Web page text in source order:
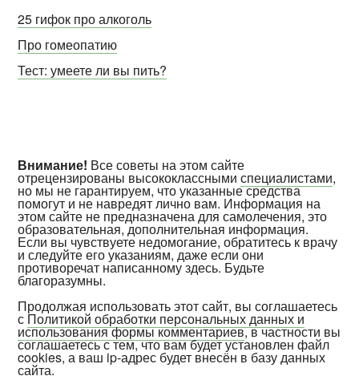
25 гифок про алкоголь
Про гомеопатию
Тест: умеете ли вы пить?
Внимание! Все советы на этом сайте
отрецензированы высококласснымиспециалистами,
но мы не гарантируем, что указанные средства
помогут и не навредят лично вам. Информация на
этом сайте не предназначена для самолечения, это
образовательная, дополнительная информация.
Если вы чувствуете недомогание, обратитесь к врачу
и следуйте его указаниям, даже если они
противоречат написанному здесь. Будьте
благоразумны.
Продолжая использовать этот сайт, вы соглашаетесь
с Политикой обработки персональных данных и
использования формы комментариев, в частности вы
соглашаетесь с тем, что вам будет установлен файл
cookies, а ваш ip-адрес будет внесён в базу данных
сайта.